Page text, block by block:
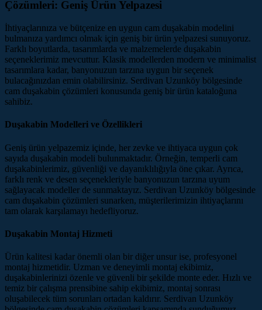
Çözümleri: Geniş Ürün Yelpazesi
İhtiyaçlarınıza ve bütçenize en uygun cam duşakabin modelini
bulmanıza yardımcı olmak için geniş bir ürün yelpazesi sunuyoruz.
Farklı boyutlarda, tasarımlarda ve malzemelerde duşakabin
seçeneklerimiz mevcuttur. Klasik modellerden modern ve minimalist
tasarımlara kadar, banyonuzun tarzına uygun bir seçenek
bulacağınızdan emin olabilirsiniz. Serdivan Uzunköy bölgesinde
cam duşakabin çözümleri konusunda geniş bir ürün kataloğuna
sahibiz.
Duşakabin Modelleri ve Özellikleri
Geniş ürün yelpazemiz içinde, her zevke ve ihtiyaca uygun çok
sayıda duşakabin modeli bulunmaktadır. Örneğin, temperli cam
duşakabinlerimiz, güvenliği ve dayanıklılığıyla öne çıkar. Ayrıca,
farklı renk ve desen seçenekleriyle banyonuzun tarzına uyum
sağlayacak modeller de sunmaktayız. Serdivan Uzunköy bölgesinde
cam duşakabin çözümleri sunarken, müşterilerimizin ihtiyaçlarını
tam olarak karşılamayı hedefliyoruz.
Duşakabin Montaj Hizmeti
Ürün kalitesi kadar önemli olan bir diğer unsur ise, profesyonel
montaj hizmetidir. Uzman ve deneyimli montaj ekibimiz,
duşakabinlerinizi özenle ve güvenli bir şekilde monte eder. Hızlı ve
temiz bir çalışma prensibine sahip ekibimiz, montaj sonrası
oluşabilecek tüm sorunları ortadan kaldırır. Serdivan Uzunköy